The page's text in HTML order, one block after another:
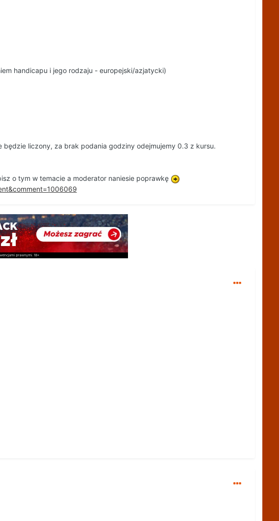
handicapu i jego rodzaju - europejski/azjatycki)
liczony, za brak podania godziny odejmujemy 0.3 z kursu.
o tym w temacie a moderator naniesie poprawkę